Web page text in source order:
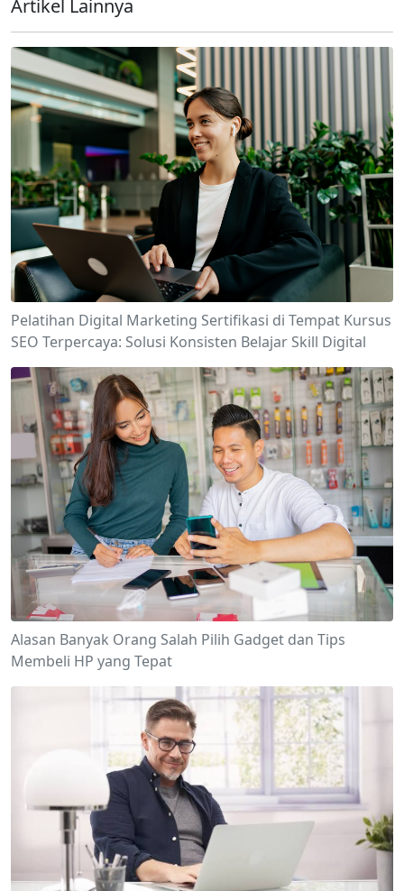
Artikel Lainnya
Pelatihan Digital Marketing Sertifikasi di Tempat Kursus
SEO Terpercaya: Solusi Konsisten Belajar Skill Digital
Alasan Banyak Orang Salah Pilih Gadget dan Tips
Membeli HP yang Tepat